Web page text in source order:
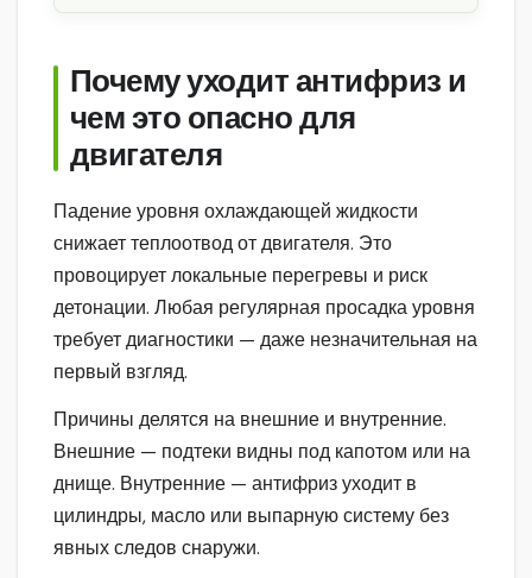
Почему уходит антифриз и
чем это опасно для
двигателя
Падение уровня охлаждающей жидкости
снижает теплоотвод от двигателя. Это
провоцирует локальные перегревы и риск
детонации. Любая регулярная просадка уровня
требует диагностики — даже незначительная на
первый взгляд.
Причины делятся на внешние и внутренние.
Внешние — подтеки видны под капотом или на
днище. Внутренние — антифриз уходит в
цилиндры, масло или выпарную систему без
явных следов снаружи.